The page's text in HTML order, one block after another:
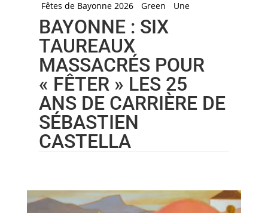
Fêtes de Bayonne 2026 Green Une
BAYONNE : SIX
TAUREAUX
MASSACRÉS POUR
« FÊTER » LES 25
ANS DE CARRIÈRE DE
SÉBASTIEN
CASTELLA